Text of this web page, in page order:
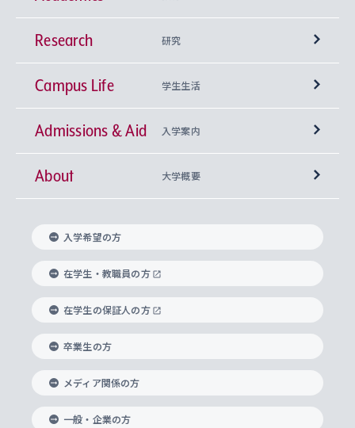
学部
神学部
文学部
総合人間科学部
経済学部
外国語学部
総合グローバル学部
国際教養学部
興味から学科を探す
上智大学の全学共通教育
基盤教育センター
キリスト教人間学
身体知
思考と表現
データサイエンス
上智大学の語学教育
言語教育研究センター
上智大学のグローバル教育
グローバル教育センター
上智大学で学ぶ
海外で学ぶ
学びのサポート
大学院
神学研究科
助産学専攻科
生涯学習
Research 研究
研究所 等
キリスト教文化研究所
中世思想研究所
国際言語情報研究所
グローバル・コンサーン研究所
比較文化研究所
ヨーロッパ研究所
Sophia Open Research Weeks (SORW)
産官学連携
知的財産
研究支援制度
重点領域研究・自由課題研究
研究活動に関する法令・研究費の使用について
Campus Life 学生生活
学期区分と授業時間割
課外活動
課外教育プログラム
ボランティア活動
グローバルな学びのコミュニティ
学生の相談窓口
心身の健康相談
ハラスメント防止の取り組み
障がいのある学生への支援
キャリア形成サポート
キャリア形成支援プログラム
住まいのサポート
Admissions & Aid 入学案内
上智大学で取得できる学位
入れの方針）
科目等履修生
研究生・外国人特別研究生・国費留学生
交換留学生(海外大学から上智大学で学ぶ)
ノンディグリー生
About 大学概要
理事長・学長メッセージ
学長・副学長紹介
上智大学の精神
上智大学の理念
上智大学の沿革
ソフィア・アーカイブズ
グローバルエンゲージメント
上智大学を訪れた世界の知性
上智大学公式ソーシャルメディア
学校法人上智学院について
入学希望の方
在学生・教職員の方
在学生の保証人の方
卒業生の方
メディア関係の方
一般・企業の方